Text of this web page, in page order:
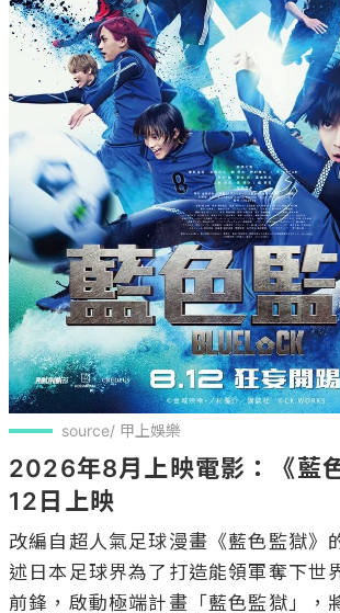
source/ 甲上娛樂
2026年8月上映電影：《藍
12日上映
改編自超人氣足球漫畫《藍色監獄》
述日本足球界為了打造能領軍奪下世
前鋒，啟動極端計畫「藍色監獄」，